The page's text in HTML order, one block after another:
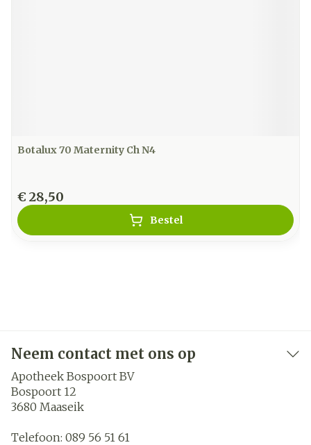
Botalux 70 Maternity Ch N4
€ 28,50
Bestel
Neem contact met ons op
Apotheek Bospoort BV
Bospoort 12
3680 Maaseik
Telefoon: 089 56 51 61